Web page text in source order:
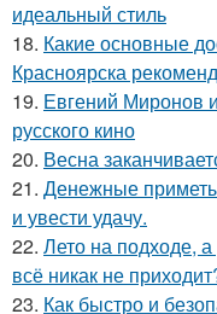
идеальный стиль
18. Какие основные
Красноярска
19. Евгений Миронов
русского кино
20. Весна
21. Денежные
и увести удачу.
22. Лето на подходе, а
всё никак не
23. Как быстро и